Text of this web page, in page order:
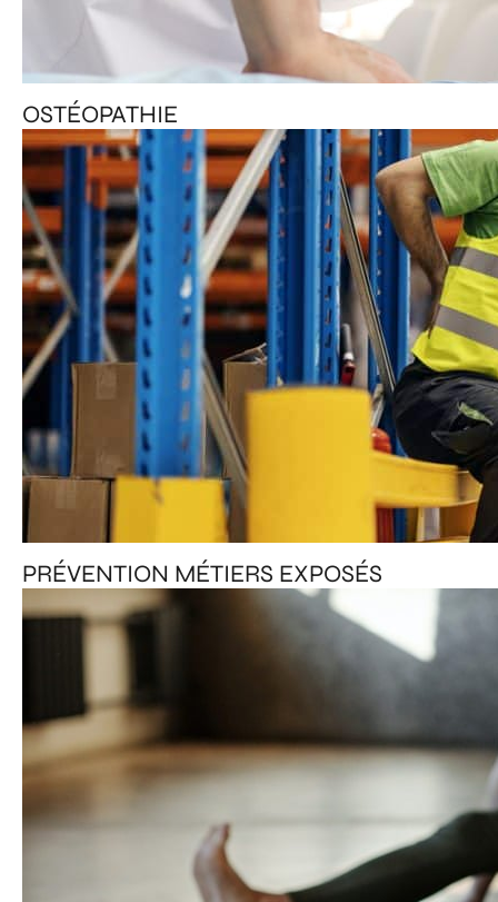
OSTÉOPATHIE
PRÉVENTION MÉTIERS EXPOSÉS